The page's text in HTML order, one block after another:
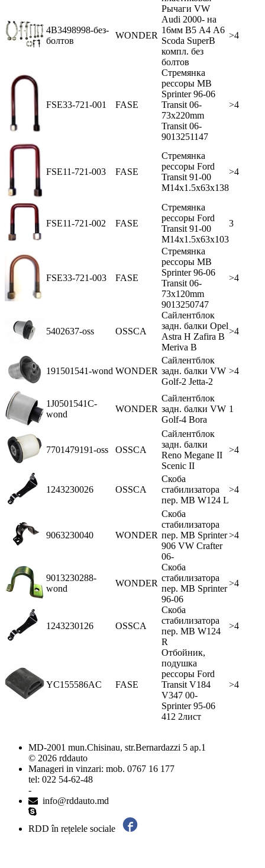
4B3498998-без-
болтов
WONDER
Рычаги VW
Audi 2000- на
16мм В5 А4 А6
Scoda SuperB
компл. без
болтов
>4
FSE33-721-001 FASE
Стремянка
рессоры MB
Sprinter 96-06
Transit 06-
73x220mm
Transit 06-
9013251147
>4
FSE11-721-003 FASE
Стремянка
рессоры Ford
Transit 91-00
M14x1.5x63x138
>4
FSE11-721-002 FASE
Стремянка
рессоры Ford
Transit 91-00
M14x1.5x63x103
3
FSE33-721-003 FASE
Стремянка
рессоры MB
Sprinter 96-06
Transit 06-
73x120mm
9013250747
>4
5402637-oss OSSCA
Сайлентблок
задн. балки Opel
Astra H Zafira B
Meriva B
>4
191501541-wond WONDER
Сайлентблок
задн. балки VW
Golf-2 Jetta-2
>4
1J0501541C-
wond
WONDER
Сайлентблок
задн. балки VW
Golf-4 Bora
1
7701479191-oss OSSCA
Сайлентблок
задн. балки
Reno Megane II
Scenic II
>4
1243230026 OSSCA
Скоба
стабилизатора
пер. MB W124 L
>4
9063230040 WONDER
Скоба
стабилизатора
пер. MB Sprinter
906 VW Crafter
06-
>4
9013230288-
wond
WONDER
Скоба
стабилизатора
пер. MB Sprinter
96-06
>4
1243230126 OSSCA
Скоба
стабилизатора
пер. MB W124
R
>4
YC155586AC FASE
Отбойник,
подушка
рессоры Ford
Transit V184
V347 00-
Sprinter 95-06
412 2лист
>4
MD-2001 mun.Chisinau, str.Bernardazzi 5 ap.1
© 2026 rddauto
Manageri in vinzari: mob. 0767 16 177
tel: 022 54-62-48
-
info@rddauto.md
RDD în rețelele sociale